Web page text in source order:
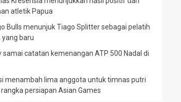
atletik Papua
Bulls menunjuk Tiago Splitter sebagai pelatih
baru
samai catatan kemenangan ATP 500 Nadal di
menambah lima anggota untuk timnas putri
persiapan Asian Games